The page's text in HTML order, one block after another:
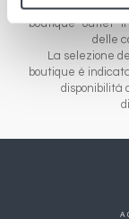
gioielleria,
boutique “outlet”
delle
La selezione
boutique è
disponibilità